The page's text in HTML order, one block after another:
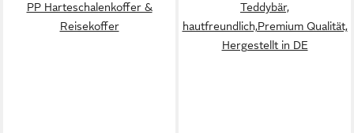
PP Harteschalenkoffer &
Reisekoffer
Teddybär,
hautfreundlich,Premium Qualität,
Hergestellt in DE